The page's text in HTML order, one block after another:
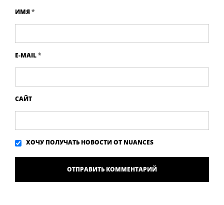
ИМЯ*
E-MAIL*
САЙТ
ХОЧУ ПОЛУЧАТЬ НОВОСТИ ОТ NUANCES